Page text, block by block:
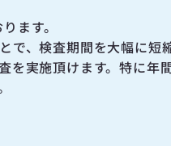
ます。
で、検査期間を大幅に
を実施頂けます。特に